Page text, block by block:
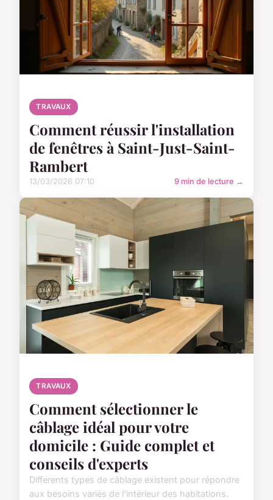
TRAVAUX
Comment réussir l'installation
de fenêtres à Saint-Just-Saint-
Rambert
13/03/2026 07:10 9 min de lecture →
TRAVAUX
Comment sélectionner le
câblage idéal pour votre
domicile : Guide complet et
conseils d'experts
Differents types de câblage existent pour répondre
aux besoins variés de l'intérieur des habitations.